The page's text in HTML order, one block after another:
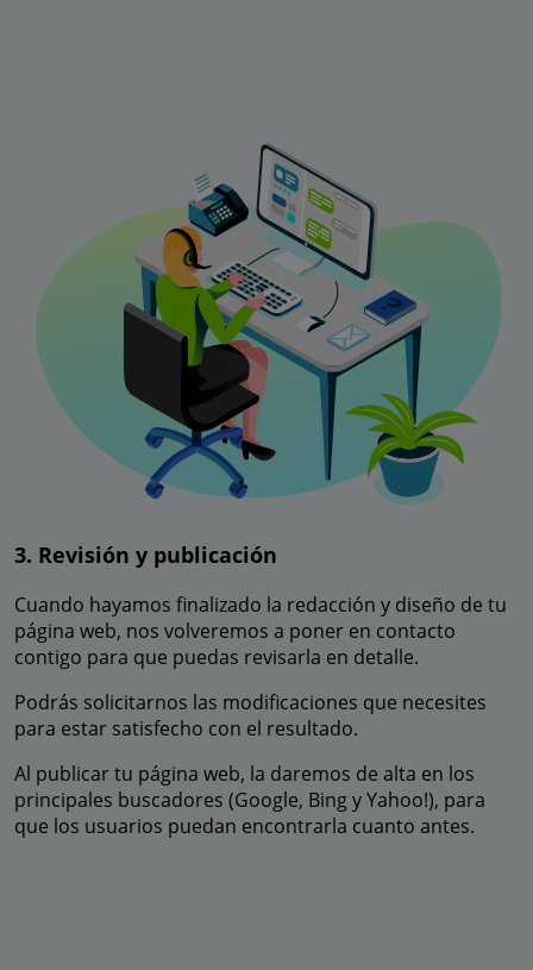
3. Revisión y publicación
Cuando hayamos finalizado la redacción y diseño de tu
página web, nos volveremos a poner en contacto
contigo para que puedas revisarla en detalle.
Podrás solicitarnos las modificaciones que necesites
para estar satisfecho con el resultado.
Al publicar tu página web, la daremos de alta en los
principales buscadores (Google, Bing y Yahoo!), para
que los usuarios puedan encontrarla cuanto antes.